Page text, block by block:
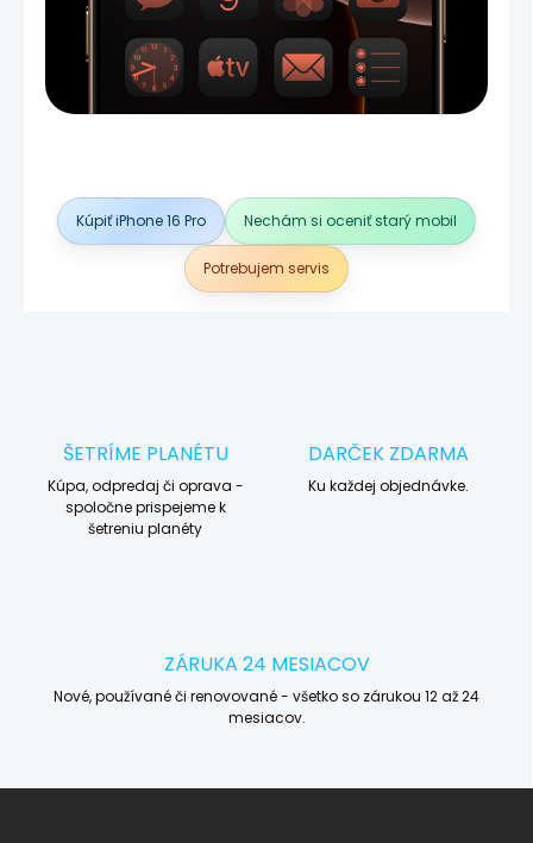
Kúpiť iPhone 16 Pro Nechám si oceniť starý mobil
Potrebujem servis
ŠETRÍME PLANÉTU
Kúpa, odpredaj či oprava -
spoločne prispejeme k
šetreniu planéty
DARČEK ZDARMA
Ku každej objednávke.
ZÁRUKA 24 MESIACOV
Nové, používané či renovované - všetko so zárukou 12 až 24
mesiacov.
Z